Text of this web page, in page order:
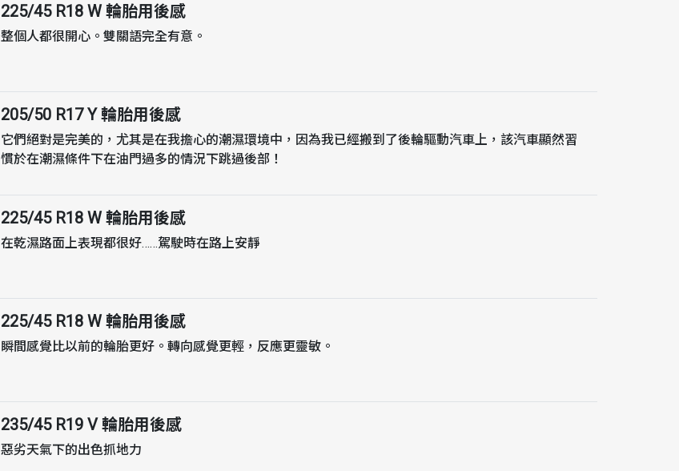
225/45 R18 W 輪胎用後感
整個人都很開心。雙關語完全有意。
205/50 R17 Y 輪胎用後感
它們絕對是完美的，尤其是在我擔心的潮濕環境中，因為我已經搬到了後輪驅動汽車上，該汽車顯然習
慣於在潮濕條件下在油門過多的情況下跳過後部！
225/45 R18 W 輪胎用後感
在乾濕路面上表現都很好……駕駛時在路上安靜
225/45 R18 W 輪胎用後感
瞬間感覺比以前的輪胎更好。轉向感覺更輕，反應更靈敏。
235/45 R19 V 輪胎用後感
惡劣天氣下的出色抓地力